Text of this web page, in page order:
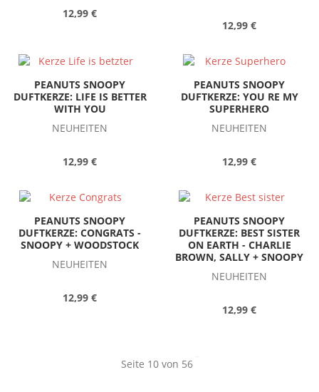
12,99 €
12,99 €
PEANUTS SNOOPY
DUFTKERZE: LIFE IS BETTER
WITH YOU
NEUHEITEN
12,99 €
PEANUTS SNOOPY
DUFTKERZE: YOU RE MY
SUPERHERO
NEUHEITEN
12,99 €
PEANUTS SNOOPY
DUFTKERZE: CONGRATS -
SNOOPY + WOODSTOCK
NEUHEITEN
12,99 €
PEANUTS SNOOPY
DUFTKERZE: BEST SISTER
ON EARTH - CHARLIE
BROWN, SALLY + SNOOPY
NEUHEITEN
12,99 €
Seite 10 von 56